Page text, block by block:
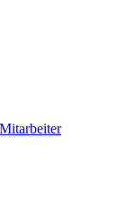
Mitarbeiter